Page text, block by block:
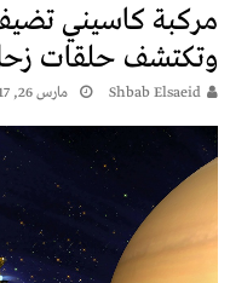
مركبة كاسيني
وتكتشف حلقات
Shbab Elsaeid مارس 26, 2017